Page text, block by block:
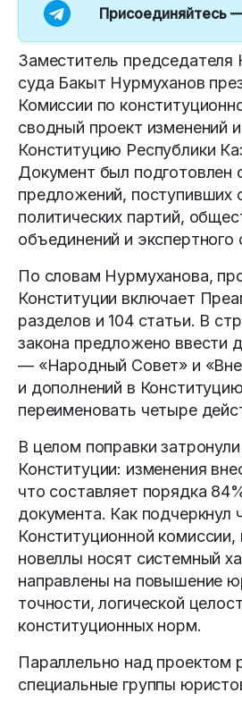
Присоединяйтесь
Заместитель председателя
суда Бакыт Нурмуханов
Комиссии по
сводный проект изменений
Конституцию Республики
Документ был подготовлен
предложений, поступивших
политических партий,
объединений и экспертного
По словам Нурмуханова,
Конституции включает
разделов и 104 статьи. В
закона предложено ввести
— «Народный Совет» и
и дополнений в
переименовать четыре
В целом поправки
Конституции: изменения
что составляет порядка
документа. Как подчеркнул
Конституционной
новеллы носят системный
направлены на повышение
точности, логической
конституционных норм.
Параллельно над проектом
специальные группы